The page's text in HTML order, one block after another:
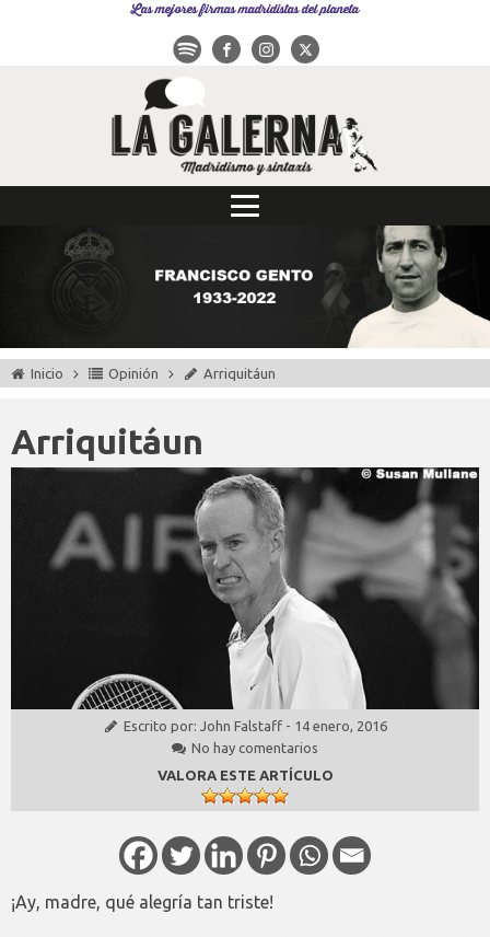
Las mejores firmas madridistas del planeta
Inicio Opinión Arriquitáun
Arriquitáun
Escrito por: John Falstaff- 14 enero, 2016
No hay comentarios
VALORA ESTE ARTÍCULO
¡Ay, madre, qué alegría tan triste!